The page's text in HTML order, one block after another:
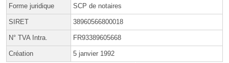
Forme juridique SCP de notaires
SIRET 38960566800018
N° TVA Intra. FR93389605668
Création 5 janvier 1992